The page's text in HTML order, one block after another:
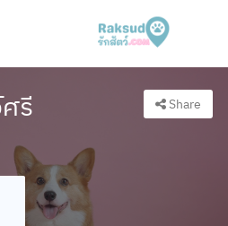
รี Share